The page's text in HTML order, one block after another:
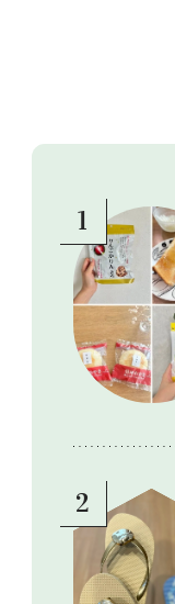
1
2